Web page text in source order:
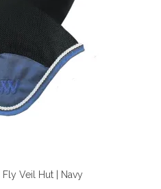
Veil Hut | Navy